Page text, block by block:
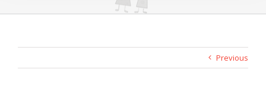
Previous